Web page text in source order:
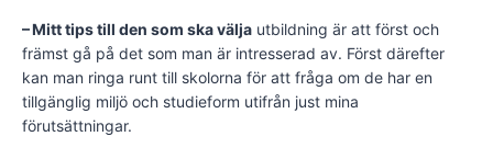
– Mitt tips till den som ska välja utbildning är att först och
främst gå på det som man är intresserad av. Först därefter
kan man ringa runt till skolorna för att fråga om de har en
tillgänglig miljö och studieform utifrån just mina
förutsättningar.